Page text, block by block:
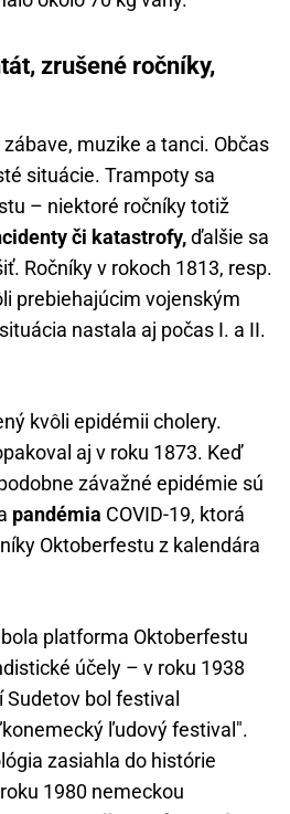
zrušené ročníky,
muzike a tanci. Občas
situácie. Trampoty sa
– niektoré ročníky totiž
či katastrofy,ďalšie sa
Ročníky v rokoch 1813, resp.
prebiehajúcim vojenským
nastala aj počas I. a II.
kvôli epidémii cholery.
aj v roku 1873. Keď
závažné epidémie sú
pandémia COVID-19, ktorá
Oktoberfestu z kalendára
platforma Oktoberfestu
účely – v roku 1938
bol festival
ľudový festival".
zasiahla do histórie
1980 nemeckou